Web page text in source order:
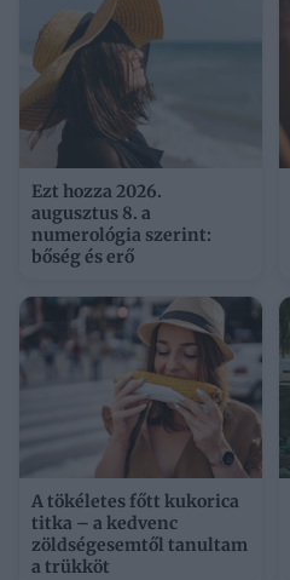
Ezt hozza 2026.
augusztus 8. a
numerológia szerint:
bőség és erő
A tökéletes főtt kukorica
titka – a kedvenc
zöldségesemtől tanultam
a trükköt